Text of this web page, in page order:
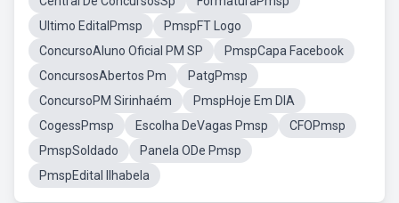
Ultimo EditalPmsp
PmspFT Logo
ConcursoAluno Oficial PM SP
PmspCapa Facebook
ConcursosAbertos Pm
PatgPmsp
ConcursoPM Sirinhaém
PmspHoje Em DIA
CogessPmsp
Escolha DeVagas Pmsp
CFOPmsp
PmspSoldado
Panela ODe Pmsp
PmspEdital Ilhabela